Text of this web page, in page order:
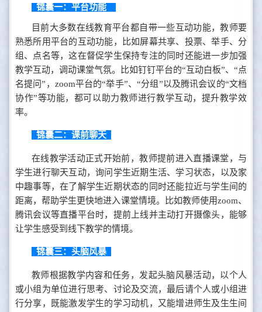
锦囊一：平台功能
目前大多数在线教育平台都自带一些互动功能，教师要
熟悉所用平台的互动功能，比如屏幕共享、投票、举手、分
组、点名等，这在督促学生保持专注的同时还能进一步加强
教学互动，调动课堂气氛。比如钉钉平台的“互动白板”、“点
名提问”，zoom平台的“举手”、“分组”以及腾讯会议的“文档
协作”等功能，都可以助力教师进行教学互动，提升教学效
率。
锦囊二：课前聊天
在线教学活动正式开始前，教师提前进入直播课堂，与
学生进行聊天互动，询问学生近期生活、学习状态，以及家
中趣事等，在了解学生近期状态的同时还能拉近与学生间的
距离，帮助学生更快地进入课堂情境。比如教师使用zoom、
腾讯会议等直播平台时，提前上线并主动打开摄像头，能够
让学生感受到线下教学的情境。
锦囊三：头脑风暴
教师根据教学内容和任务，发起头脑风暴活动，以个人
或小组为单位进行思考、讨论及交流，最后请个人或小组进
行分享，既能激发学生的学习动机，又能增进师生及生生间